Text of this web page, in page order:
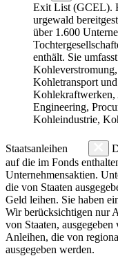
Exit List (GCEL).
urgewald
über 1.600
enthält. Sie
Kohletransport
Kohlekraftwerken,
Engineering,
Kohleindustrie,
Staatsanleihen
auf die im Fonds
Unternehmensaktien.
die von Staaten
Geld leihen. Sie haben
Wir berücksichtigen nur
von Staaten,
Anleihen, die von
ausgegeben werden.